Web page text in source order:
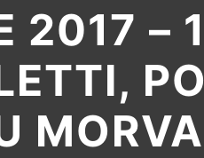
2017 –